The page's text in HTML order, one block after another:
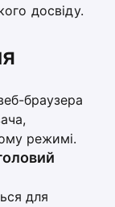
досвіду.
браузера
режимі.
для